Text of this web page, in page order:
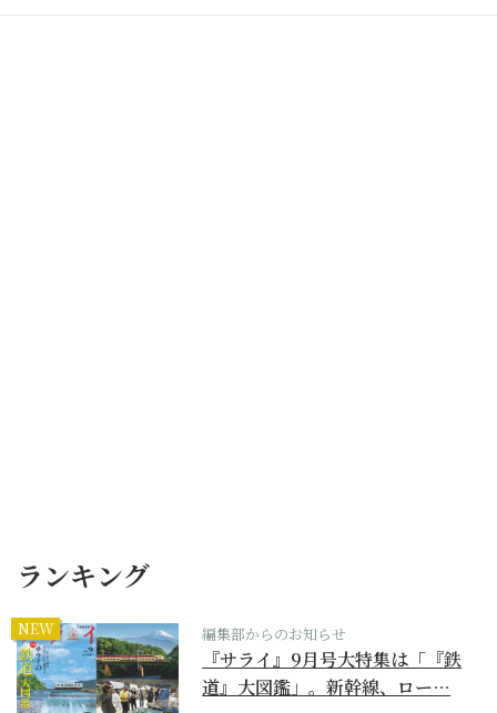
ランキング
NEW 編集部からのお知らせ
『サライ』9月号大特集は「『鉄
道』大図鑑」。新幹線、ロー…